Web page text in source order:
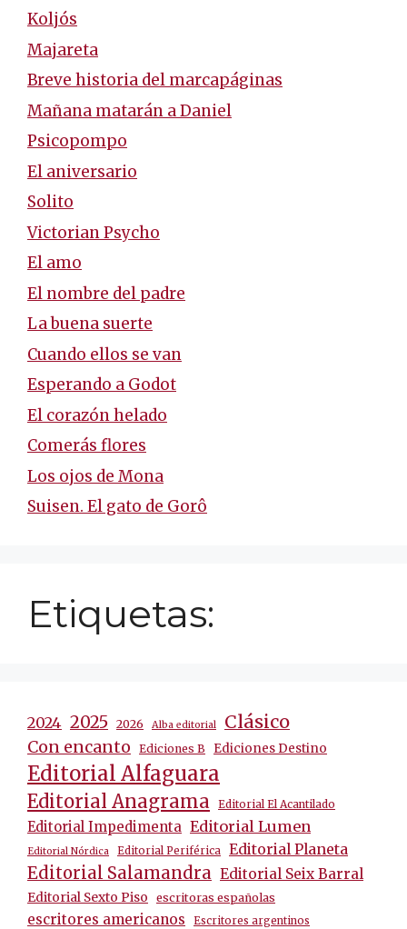
Koljós
Majareta
Breve historia del marcapáginas
Mañana matarán a Daniel
Psicopompo
El aniversario
Solito
Victorian Psycho
El amo
El nombre del padre
La buena suerte
Cuando ellos se van
Esperando a Godot
El corazón helado
Comerás flores
Los ojos de Mona
Suisen. El gato de Gorô
Etiquetas:
2024 2025 2026 Alba editorial Clásico
Con encanto Ediciones B Ediciones Destino
Editorial Alfaguara
Editorial Anagrama Editorial El Acantilado
Editorial Impedimenta Editorial Lumen
Editorial Nórdica Editorial Periférica Editorial Planeta
Editorial Salamandra Editorial Seix Barral
Editorial Sexto Piso escritoras españolas
escritores americanos Escritores argentinos